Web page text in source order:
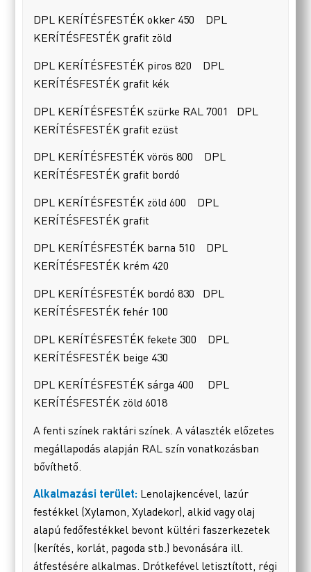
DPL KERÍTÉSFESTÉK okker 450 DPL
KERÍTÉSFESTÉK grafit zöld
DPL KERÍTÉSFESTÉK piros 820 DPL
KERÍTÉSFESTÉK grafit kék
DPL KERÍTÉSFESTÉK szürke RAL 7001 DPL
KERÍTÉSFESTÉK grafit ezüst
DPL KERÍTÉSFESTÉK vörös 800 DPL
KERÍTÉSFESTÉK grafit bordó
DPL KERÍTÉSFESTÉK zöld 600 DPL
KERÍTÉSFESTÉK grafit
DPL KERÍTÉSFESTÉK barna 510 DPL
KERÍTÉSFESTÉK krém 420
DPL KERÍTÉSFESTÉK bordó 830 DPL
KERÍTÉSFESTÉK fehér 100
DPL KERÍTÉSFESTÉK fekete 300 DPL
KERÍTÉSFESTÉK beige 430
DPL KERÍTÉSFESTÉK sárga 400 DPL
KERÍTÉSFESTÉK zöld 6018
A fenti színek raktári színek. A választék előzetes
megállapodás alapján RAL szín vonatkozásban
bővíthető.
Alkalmazási terület: Lenolajkencével, lazúr
festékkel (Xylamon, Xyladekor), alkid vagy olaj
alapú fedőfestékkel bevont kültéri faszerkezetek
(kerítés, korlát, pagoda stb.) bevonására ill.
átfestésére alkalmas. Drótkefével letisztított, régi